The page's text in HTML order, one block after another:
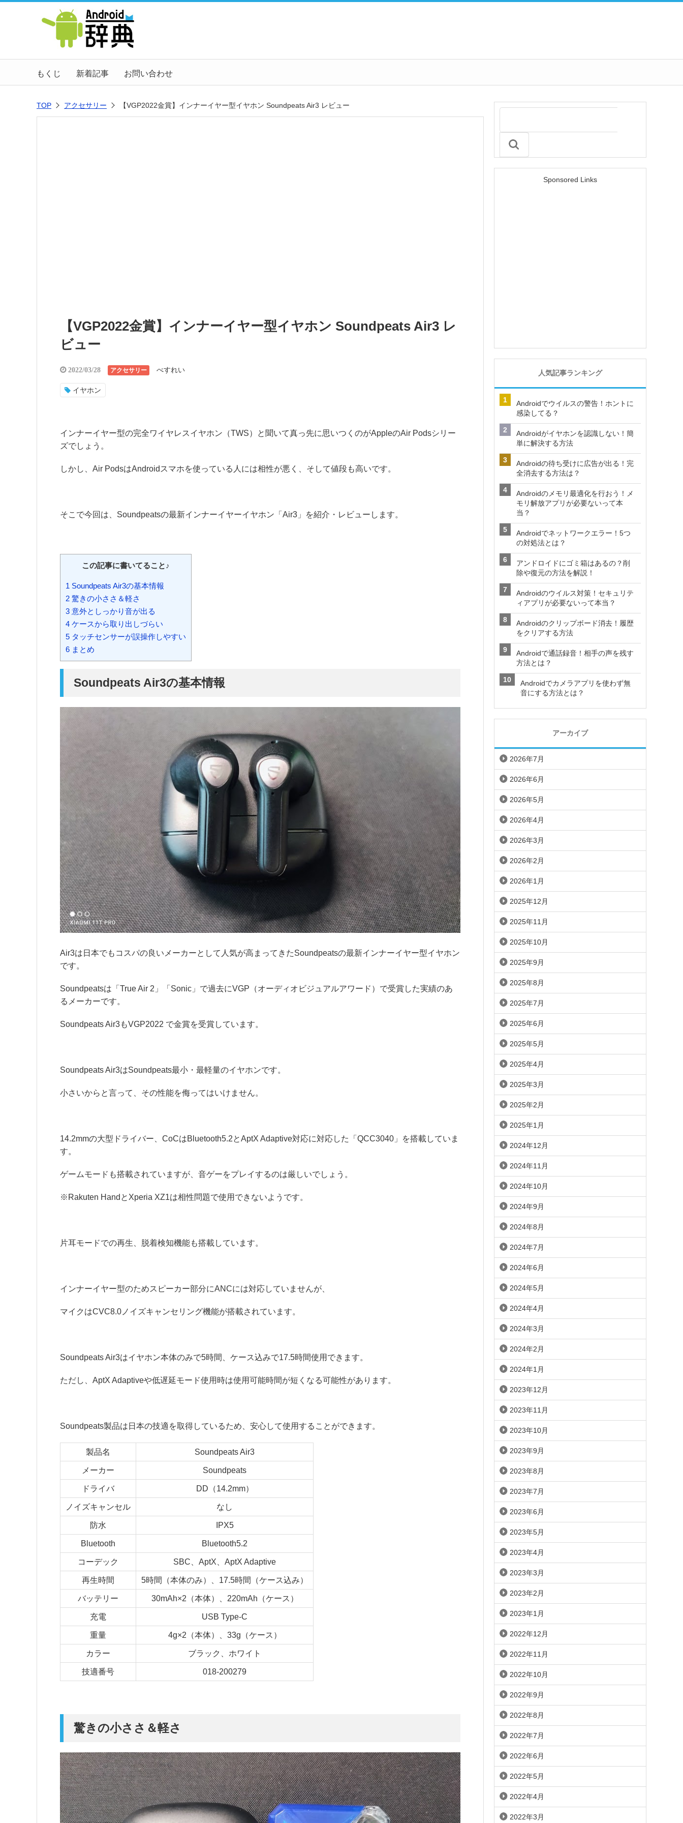
もくじ 新着記事 お問い合わせ
TOP アクセサリー 【VGP2022金賞】インナーイヤー型イヤホン Soundpeats Air3 レビュー
【VGP2022金賞】インナーイヤー型イヤホン Soundpeats Air3 レ
ビュー
2022/03/28 アクセサリー べすれい
イヤホン
インナーイヤー型の完全ワイヤレスイヤホン（TWS）と聞いて真っ先に思いつくのがAppleのAir Podsシリー
ズでしょう。
しかし、Air PodsはAndroidスマホを使っている人には相性が悪く、そして値段も高いです。
そこで今回は、Soundpeatsの最新インナーイヤーイヤホン「Air3」を紹介・レビューします。
この記事に書いてること♪
1 Soundpeats Air3の基本情報
2 驚きの小ささ＆軽さ
3 意外としっかり音が出る
4 ケースから取り出しづらい
5 タッチセンサーが誤操作しやすい
6 まとめ
Soundpeats Air3の基本情報
Air3は日本でもコスパの良いメーカーとして人気が高まってきたSoundpeatsの最新インナーイヤー型イヤホン
です。
Soundpeatsは「True Air 2」「Sonic」で過去にVGP（オーディオビジュアルアワード）で受賞した実績のあ
るメーカーです。
Soundpeats Air3もVGP2022 で金賞を受賞しています。
Soundpeats Air3はSoundpeats最小・最軽量のイヤホンです。
小さいからと言って、その性能を侮ってはいけません。
14.2mmの大型ドライバー、CoCはBluetooth5.2とAptX Adaptive対応に対応した「QCC3040」を搭載していま
す。
ゲームモードも搭載されていますが、音ゲーをプレイするのは厳しいでしょう。
※Rakuten HandとXperia XZ1は相性問題で使用できないようです。
片耳モードでの再生、脱着検知機能も搭載しています。
インナーイヤー型のためスピーカー部分にANCには対応していませんが、
マイクはCVC8.0ノイズキャンセリング機能が搭載されています。
Soundpeats Air3はイヤホン本体のみで5時間、ケース込みで17.5時間使用できます。
ただし、AptX Adaptiveや低遅延モード使用時は使用可能時間が短くなる可能性があります。
Soundpeats製品は日本の技適を取得しているため、安心して使用することができます。
製品名 Soundpeats Air3
メーカー Soundpeats
ドライバ DD（14.2mm）
ノイズキャンセル なし
防水 IPX5
Bluetooth Bluetooth5.2
コーデック SBC、AptX、AptX Adaptive
再生時間 5時間（本体のみ）、17.5時間（ケース込み）
バッテリー 30mAh×2（本体）、220mAh（ケース）
充電 USB Type-C
重量 4g×2（本体）、33g（ケース）
カラー ブラック、ホワイト
技適番号 018-200279
驚きの小ささ＆軽さ
Sponsored Links
人気記事ランキング
Androidでウイルスの警告！ホントに
感染してる？
Androidがイヤホンを認識しない！簡
単に解決する方法
Androidの待ち受けに広告が出る！完
全消去する方法は？
Androidのメモリ最適化を行おう！メ
モリ解放アプリが必要ないって本
当？
Androidでネットワークエラー！5つ
の対処法とは？
アンドロイドにゴミ箱はあるの？削
除や復元の方法を解説！
Androidのウイルス対策！セキュリテ
ィアプリが必要ないって本当？
Androidのクリップボード消去！履歴
をクリアする方法
Androidで通話録音！相手の声を残す
方法とは？
Androidでカメラアプリを使わず無
音にする方法とは？
アーカイブ
2026年7月
2026年6月
2026年5月
2026年4月
2026年3月
2026年2月
2026年1月
2025年12月
2025年11月
2025年10月
2025年9月
2025年8月
2025年7月
2025年6月
2025年5月
2025年4月
2025年3月
2025年2月
2025年1月
2024年12月
2024年11月
2024年10月
2024年9月
2024年8月
2024年7月
2024年6月
2024年5月
2024年4月
2024年3月
2024年2月
2024年1月
2023年12月
2023年11月
2023年10月
2023年9月
2023年8月
2023年7月
2023年6月
2023年5月
2023年4月
2023年3月
2023年2月
2023年1月
2022年12月
2022年11月
2022年10月
2022年9月
2022年8月
2022年7月
2022年6月
2022年5月
2022年4月
2022年3月